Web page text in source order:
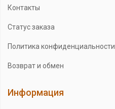
Контакты
Статус заказа
Политика конфиденциальности
Возврат и обмен
Информация